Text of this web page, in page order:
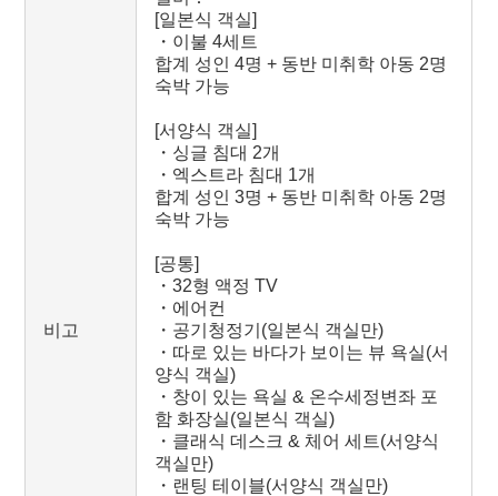
비고
[일본식 객실]
・이불 4세트
합계 성인 4명 + 동반 미취학 아동 2명
숙박 가능
[서양식 객실]
・싱글 침대 2개
・엑스트라 침대 1개
합계 성인 3명 + 동반 미취학 아동 2명
숙박 가능
[공통]
・32형 액정 TV
・에어컨
・공기청정기(일본식 객실만)
・따로 있는 바다가 보이는 뷰 욕실(서
양식 객실)
・창이 있는 욕실 & 온수세정변좌 포
함 화장실(일본식 객실)
・클래식 데스크 & 체어 세트(서양식
객실만)
・랜팅 테이블(서양식 객실만)